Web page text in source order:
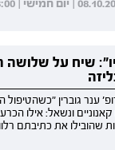
שיח על שלושה
גוברין "כשהטיפול
ונשאל: אילו
שהובילו את כתיבתם